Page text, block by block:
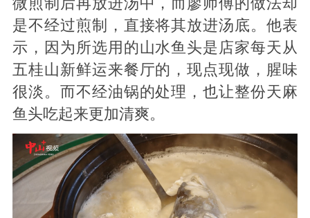
是不经过煎制，直接将其放进汤底。他表
示，因为所选用的山水鱼头是店家每天从
五桂山新鲜运来餐厅的，现点现做，腥味
很淡。而不经油锅的处理，也让整份天麻
鱼头吃起来更加清爽。